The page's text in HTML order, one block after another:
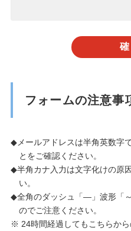
フォームの注意事
メールアドレスは半角英数字
とをご確認ください。
半角カナ入力は文字化けの原
い。
全角のダッシュ「―」波形「
のでご注意ください。
※ 24時間経過してもこちらか